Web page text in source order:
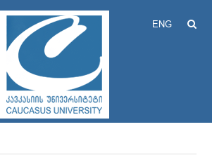
ENG